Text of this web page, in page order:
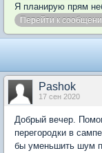
Я планирую прям
Перейти к
Pashok
17 сен 2020
Добрый вечер.
перегородки в
бы уменьшить шум